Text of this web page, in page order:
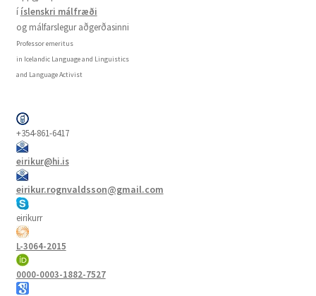
í íslenskri málfræði
og málfarslegur aðgerðasinni
Professor emeritus
in Icelandic Language and Linguistics
and Language Activist
+354-861-6417
eirikur@hi.is
eirikur.rognvaldsson@gmail.com
eirikurr
L-3064-2015
0000-0003-1882-7527